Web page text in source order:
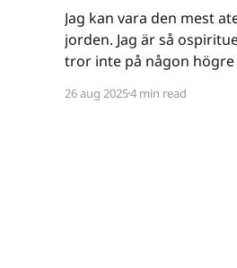
Jag kan vara den mest
jorden. Jag är så ospirituell man kan vara. Jag
tror inte på någon högre
och öde - till den grad att
26 aug 20254 min read